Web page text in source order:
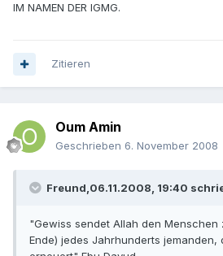
IM NAMEN DER IGMG.
Zitieren
Oum Amin
Geschrieben 6. November 2008
Freund,06.11.2008, 19:40
"Gewiss sendet Allah den Menschen
Ende) jedes Jahrhunderts jemanden,